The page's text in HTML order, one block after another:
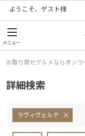
ようこそ、 ゲスト様
メニュー
お取り寄せグルメならオンワ
詳細検索
ラヴィヴェルテ